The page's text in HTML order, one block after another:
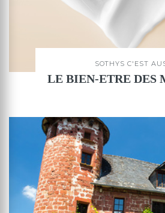
SOTHYS C'EST
LE BIEN-ETRE DES